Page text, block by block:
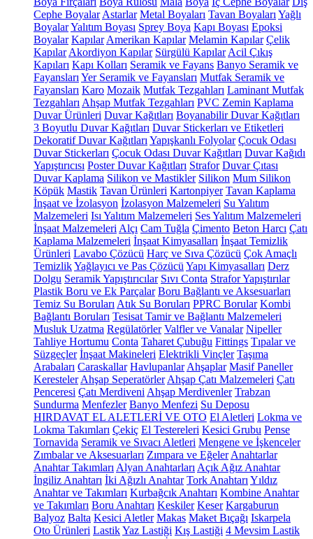
Cephe Boyalar Astarlar Metal Boyaları Tavan Boyaları Yağlı
BoyalarYalıtım Boyası Sprey Boya Kapı Boyası Epoksi
Boyalar Kapılar Amerikan Kapılar Melamin Kapılar Çelik
Kapılar Akordiyon Kapılar Sürgülü Kapılar Acil Çıkış
Kapıları Kapı Kolları Seramik ve Fayans Banyo Seramik ve
Fayansları Yer Seramik ve Fayansları Mutfak Seramik ve
Fayansları Karo Mozaik Mutfak Tezgahları Laminant Mutfak
Tezgahları Ahşap Mutfak Tezgahları PVC Zemin Kaplama
Duvar Ürünleri Duvar Kağıtları Boyanabilir Duvar Kağıtları
3 Boyutlu Duvar Kağıtları Duvar Stickerları ve Etiketleri
Dekoratif Duvar Kağıtları Yapışkanlı Folyolar Çocuk Odası
Duvar Stickerları Çocuk Odası Duvar Kağıtları Duvar Kağıdı
Yapıştırıcısı Poster Duvar Kağıtları Strafor Duvar Çıtası
Duvar Kaplama Silikon ve Mastikler Silikon Mum Silikon
Köpük Mastik Tavan Ürünleri Kartonpiyer Tavan Kaplama
İnşaat ve İzolasyon İzolasyon Malzemeleri Su Yalıtım
Malzemeleri Isı Yalıtım Malzemeleri Ses Yalıtım Malzemeleri
İnşaat Malzemeleri Alçı Cam Tuğla Çimento Beton Harcı Çatı
Kaplama Malzemeleri İnşaat Kimyasalları İnşaat Temizlik
Ürünleri Lavabo Çözücü Harç ve Sıva Çözücü Çok Amaçlı
TemizlikYağlayıcı ve Pas Çözücü Yapı Kimyasalları Derz
Dolgu Seramik Yapıştırıcılar Sıvı Conta Strafor Yapıştırılar
Plastik Boru ve Ek Parçalar Boru Bağlantı ve Aksesuarları
Temiz Su Boruları Atık Su Boruları PPRC Borular Kombi
Bağlantı Boruları Tesisat Tamir ve Bağlantı Malzemeleri
Musluk Uzatma Regülatörler Valfler ve Vanalar Nipeller
Tahliye Hortumu Conta Taharet Çubuğu Fittings Tıpalar ve
Süzgeçler İnşaat Makineleri Elektrikli Vinçler Taşıma
Arabaları Caraskallar Havlupanlar Ahşaplar Masif Paneller
Keresteler Ahşap Seperatörler Ahşap Çatı Malzemeleri Çatı
Penceresi Çatı Merdiveni Ahşap Merdivenler Trabzan
Sundurma Menfezler Banyo Menfezi Su Deposu
HIRDAVAT EL ALETLERİ VE OTO El Aletleri Lokma ve
Lokma Takımları Çekiç El Testereleri Kesici Grubu Pense
Tornavida Seramik ve Sıvacı Aletleri Mengene ve İşkenceler
Zımbalar ve Aksesuarları Zımpara ve Eğeler Anahtarlar
Anahtar Takımları Alyan Anahtarları Açık Ağız Anahtar
İngiliz Anahtarı İki Ağızlı Anahtar Tork Anahtarı Yıldız
Anahtar ve Takımları Kurbağcık Anahtarı Kombine Anahtar
ve Takımları Boru Anahtarı Keskiler Keser Kargaburun
Balyoz Balta Kesici Aletler Makas Maket Bıçağı Iskarpela
Oto Ürünleri LastikYaz Lastiği Kış Lastiği 4 Mevsim Lastik